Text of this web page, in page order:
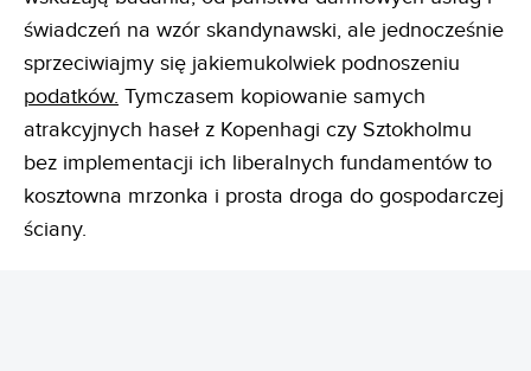
świadczeń na wzór skandynawski, ale jednocześnie
sprzeciwiajmy się jakiemukolwiek podnoszeniu
podatków. Tymczasem kopiowanie samych
atrakcyjnych haseł z Kopenhagi czy Sztokholmu
bez implementacji ich liberalnych fundamentów to
kosztowna mrzonka i prosta droga do gospodarczej
ściany.